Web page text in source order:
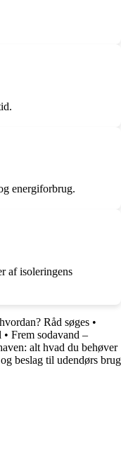
energiforbrug.
af isoleringens
Råd søges •
• Frem sodavand –
alt hvad du behøver
beslag til udendørs brug